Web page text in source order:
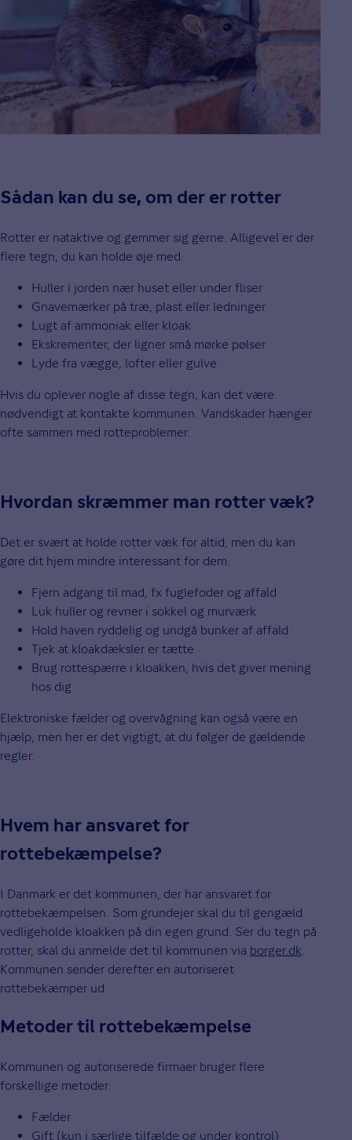
Sådan kan du se, om der er rotter
Rotter er nataktive og gemmer sig gerne. Alligevel er der
flere tegn, du kan holde øje med:
Huller i jorden nær huset eller under fliser
Gnavemærker på træ, plast eller ledninger
Lugt af ammoniak eller kloak
Ekskrementer, der ligner små mørke pølser
Lyde fra vægge, lofter eller gulve
Hvis du oplever nogle af disse tegn, kan det være
nødvendigt at kontakte kommunen. Vandskader hænger
ofte sammen med rotteproblemer.
Hvordan skræmmer man rotter væk?
Det er svært at holde rotter væk for altid, men du kan
gøre dit hjem mindre interessant for dem:
Fjern adgang til mad, fx fuglefoder og affald
Luk huller og revner i sokkel og murværk
Hold haven ryddelig og undgå bunker af affald
Tjek at kloakdæksler er tætte
Brug rottespærre i kloakken, hvis det giver mening
hos dig
Elektroniske fælder og overvågning kan også være en
hjælp, men her er det vigtigt, at du følger de gældende
regler.
Hvem har ansvaret for
rottebekæmpelse?
I Danmark er det kommunen, der har ansvaret for
rottebekæmpelsen. Som grundejer skal du til gengæld
vedligeholde kloakken på din egen grund. Ser du tegn på
rotter, skal du anmelde det til kommunen via borger.dk.
Kommunen sender derefter en autoriseret
rottebekæmper ud.
Metoder til rottebekæmpelse
Kommunen og autoriserede firmaer bruger flere
forskellige metoder:
Fælder
Gift (kun i særlige tilfælde og under kontrol)